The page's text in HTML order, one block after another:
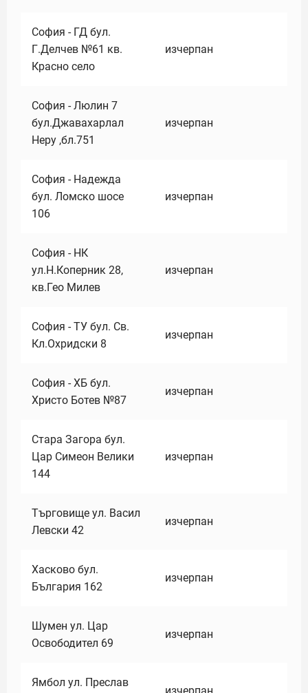
София - ГД бул.
Г.Делчев №61 кв.
Красно село
изчерпан
София - Люлин 7
бул.Джавахарлал
Неру ,бл.751
изчерпан
София - Надежда
бул. Ломско шосе
106
изчерпан
София - НК
ул.Н.Коперник 28,
кв.Гео Милев
изчерпан
София - ТУ бул. Св.
Кл.Охридски 8
изчерпан
София - ХБ бул.
Христо Ботев №87
изчерпан
Стара Загора бул.
Цар Симеон Велики
144
изчерпан
Търговище ул. Васил
Левски 42
изчерпан
Хасково бул.
България 162
изчерпан
Шумен ул. Цар
Освободител 69
изчерпан
Ямбол ул. Преслав